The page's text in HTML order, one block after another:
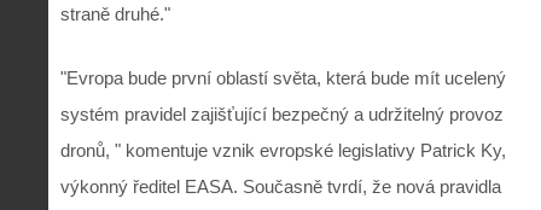
straně druhé."
"Evropa bude první oblastí světa, která bude mít ucelený
systém pravidel zajišťující bezpečný a udržitelný provoz
dronů, " komentuje vznik evropské legislativy Patrick Ky,
výkonný ředitel EASA. Současně tvrdí, že nová pravidla